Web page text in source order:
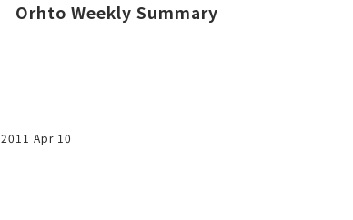
Orhto Weekly Summary
2011 Apr 10